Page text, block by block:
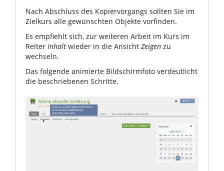
Nach Abschluss des Kopiervorgangs sollten Sie im
Zielkurs alle gewünschten Objekte vorfinden.
Es empfiehlt sich, zur weiteren Arbeit im Kurs im
Reiter Inhalt wieder in die Ansicht Zeigen zu
wechseln.
Das folgende animierte Bildschirmfoto verdeutlicht
die beschriebenen Schritte.